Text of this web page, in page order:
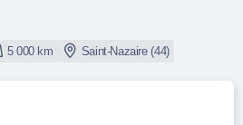
5 000 km Saint-Nazaire (44)